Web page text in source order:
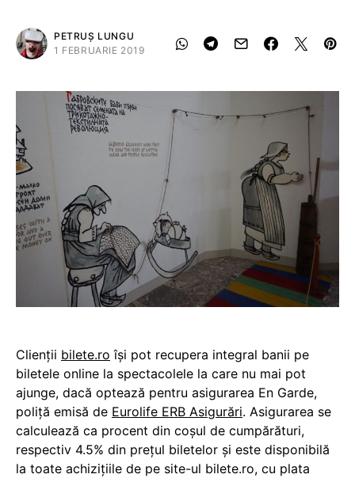
PETRUȘ LUNGU
1 FEBRUARIE 2019
Clienții bilete.ro își pot recupera integral banii pe
biletele online la spectacolele la care nu mai pot
ajunge, dacă optează pentru asigurarea En Garde,
poliță emisă de Eurolife ERB Asigurări. Asigurarea se
calculează ca procent din coșul de cumpărături,
respectiv 4.5% din prețul biletelor și este disponibilă
la toate achizițiile de pe site-ul bilete.ro, cu plata